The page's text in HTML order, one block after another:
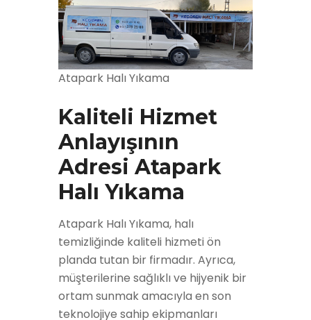
Atapark Halı Yıkama
Kaliteli Hizmet
Anlayışının
Adresi Atapark
Halı Yıkama
Atapark Halı Yıkama, halı
temizliğinde kaliteli hizmeti ön
planda tutan bir firmadır. Ayrıca,
müşterilerine sağlıklı ve hijyenik bir
ortam sunmak amacıyla en son
teknolojiye sahip ekipmanları